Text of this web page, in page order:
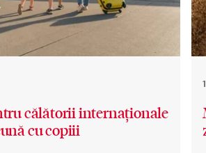
călătorii internaționale
cu copiii